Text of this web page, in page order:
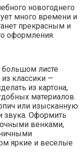
новогоднего
много времени и
прекрасным и
оформления.
большом листе
классики —
из картона,
материалов.
или изысканную
звука. Оформить
венками,
яркие и веселые